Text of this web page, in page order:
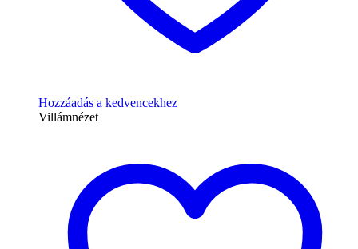
Hozzáadás a kedvencekhez
Villámnézet